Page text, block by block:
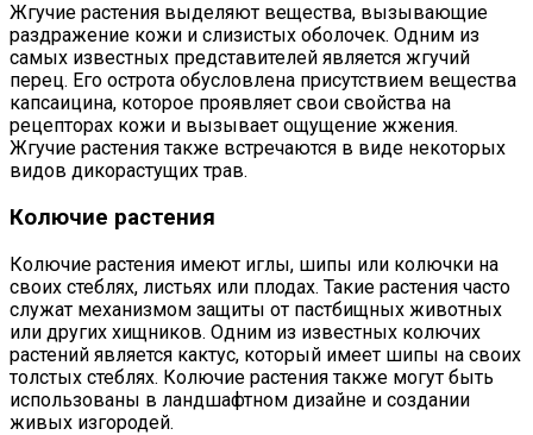
Жгучие растения выделяют вещества, вызывающие
раздражение кожи и слизистых оболочек. Одним из
самых известных представителей является жгучий
перец. Его острота обусловлена присутствием вещества
капсаицина, которое проявляет свои свойства на
рецепторах кожи и вызывает ощущение жжения.
Жгучие растения также встречаются в виде некоторых
видов дикорастущих трав.
Колючие растения
Колючие растения имеют иглы, шипы или колючки на
своих стеблях, листьях или плодах. Такие растения часто
служат механизмом защиты от пастбищных животных
или других хищников. Одним из известных колючих
растений является кактус, который имеет шипы на своих
толстых стеблях. Колючие растения также могут быть
использованы в ландшафтном дизайне и создании
живых изгородей.